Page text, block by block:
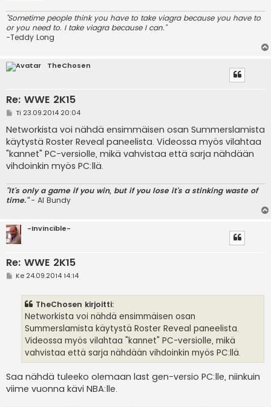
"Sometime people think you have to take viagra because you have to
or you need to. I take viagra because I can."
-Teddy Long
TheChosen
Re: WWE 2K15
V
e
s
t
i
Ti 23.09.2014 20:04
Networkista voi nähdä ensimmäisen osan Summerslamista
käytystä Roster Reveal paneelista. Videossa myös vilahtaa
"kannet" PC-versiolle, mikä vahvistaa että sarja nähdään
vihdoinkin myös PC:llä.
"It's only a game if you win, but if you lose it's a stinking waste of
time."- Al Bundy
-Invincible-
Re: WWE 2K15
VKe 24.09.2014 14:14
TheChosen kirjoitti:
Networkista voi nähdä ensimmäisen osan
Summerslamista käytystä Roster Reveal paneelista.
Videossa myös vilahtaa "kannet" PC-versiolle, mikä
vahvistaa että sarja nähdään vihdoinkin myös PC:llä.
Saa nähdä tuleeko olemaan last gen-versio PC:lle, niinkuin
viime vuonna kävi NBA:lle.